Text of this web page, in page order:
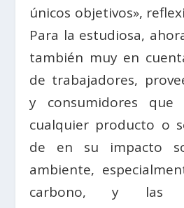
únicos objetivos»,
Para la estudiosa,
también muy en
de trabajadores,
y consumidores que
cualquier producto o
de en su impacto
ambiente,
carbono, y las